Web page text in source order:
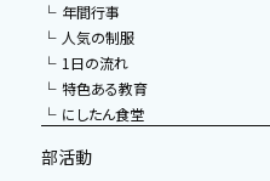
年間行事
人気の制服
1日の流れ
特色ある教育
にしたん食堂
部活動